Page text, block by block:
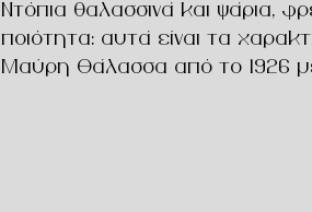
Ντόπια θαλασσινά και ψάρια,
ποιότητα: αυτά είναι τα
Μαύρη Θάλασσα από το 1926